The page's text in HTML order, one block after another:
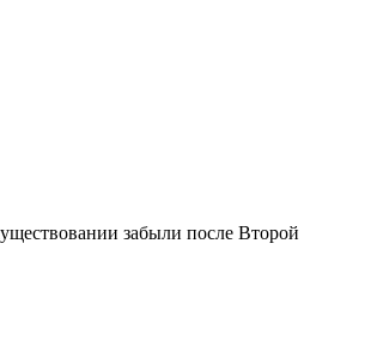
забыли после Второй